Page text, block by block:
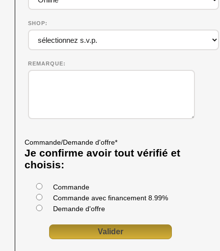
SHOP
REMARQUE
Commande/Demande d'offre*
Je confirme avoir tout vérifié et
choisis:
Commande
Commande avec financement 8.99%
Demande d'offre